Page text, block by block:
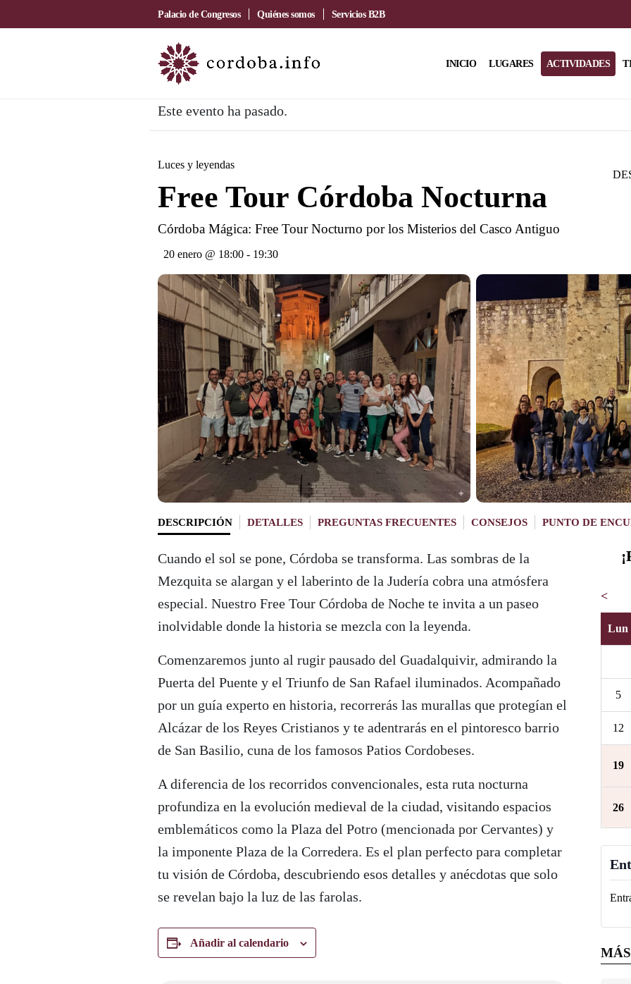
Palacio de Congresos Quiénes somos Servicios B2B
INICIO LUGARES ACTIVIDADES
Este evento ha pasado.
Luces y leyendas
Free Tour Córdoba Nocturna
Córdoba Mágica: Free Tour Nocturno por los Misterios del Casco Antiguo
20 enero @ 18:00 - 19:30
DESCRIPCIÓN DETALLES PREGUNTAS FRECUENTES CONSEJOS PUNTO DE
Cuando el sol se pone, Córdoba se transforma. Las sombras de la
Mezquita se alargan y el laberinto de la Judería cobra una atmósfera
especial. Nuestro Free Tour Córdoba de Noche te invita a un paseo
inolvidable donde la historia se mezcla con la leyenda.
Comenzaremos junto al rugir pausado del Guadalquivir, admirando la
Puerta del Puente y el Triunfo de San Rafael iluminados. Acompañado
por un guía experto en historia, recorrerás las murallas que protegían el
Alcázar de los Reyes Cristianos y te adentrarás en el pintoresco barrio
de San Basilio, cuna de los famosos Patios Cordobeses.
A diferencia de los recorridos convencionales, esta ruta nocturna
profundiza en la evolución medieval de la ciudad, visitando espacios
emblemáticos como la Plaza del Potro (mencionada por Cervantes) y
la imponente Plaza de la Corredera. Es el plan perfecto para completar
tu visión de Córdoba, descubriendo esos detalles y anécdotas que solo
se revelan bajo la luz de las farolas.
Añadir al calendario
<
Lun
5
12
19
26